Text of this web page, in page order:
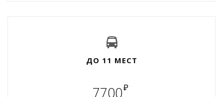
ДО 11 МЕСТ
7700₽